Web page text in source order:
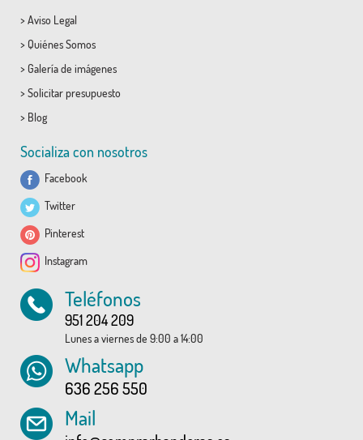
> Aviso Legal
> Quiénes Somos
> Galería de imágenes
> Solicitar presupuesto
> Blog
Socializa con nosotros
Facebook
Twitter
Pinterest
Instagram
Teléfonos
951 204 209
Lunes a viernes de 9:00 a 14:00
Whatsapp
636 256 550
Mail